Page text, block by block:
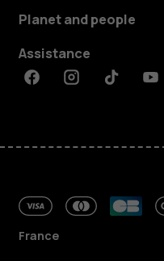
Planet and people
Assistance
FacebookInstagramTiktok
France